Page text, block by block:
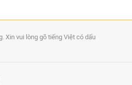
Xin vui lòng gõ tiếng Việt có dấu